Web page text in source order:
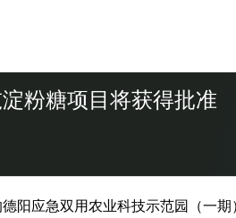
粉糖项目将获得批准
阳应急双用农业科技示范园（一期